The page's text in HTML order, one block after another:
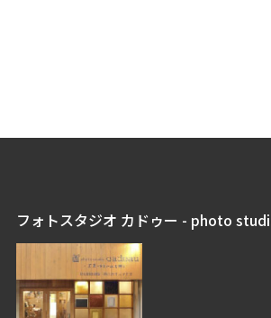
フォトスタジオ カドゥー - photo